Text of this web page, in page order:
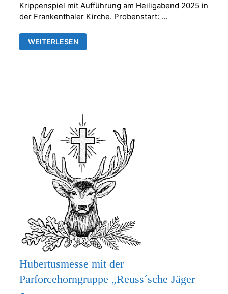
Krippenspiel mit Aufführung am Heiligabend 2025 in
der Frankenthaler Kirche. Probenstart: …
WIR
SUCHEN
DICH
WEITERLESEN
Hubertusmesse mit der
Parforcehorngruppe „Reuss´sche Jäger